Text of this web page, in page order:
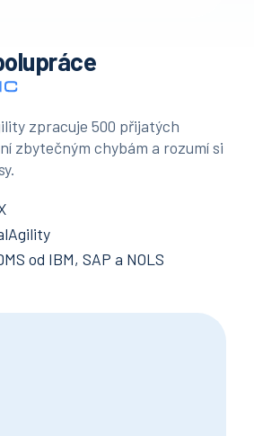
zpracuje 500 přijatých
zbytečným chybám a rozumí si
od IBM, SAP a NOLS